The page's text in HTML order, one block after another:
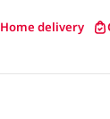
Home delivery